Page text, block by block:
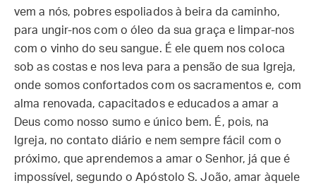
vem a nós, pobres espoliados à beira da caminho,
para ungir-nos com o óleo da sua graça e limpar-nos
com o vinho do seu sangue. É ele quem nos coloca
sob as costas e nos leva para a pensão de sua Igreja,
onde somos confortados com os sacramentos e, com
alma renovada, capacitados e educados a amar a
Deus como nosso sumo e único bem. É, pois, na
Igreja, no contato diário e nem sempre fácil com o
próximo, que aprendemos a amar o Senhor, já que é
impossível, segundo o Apóstolo S. João, amar àquele